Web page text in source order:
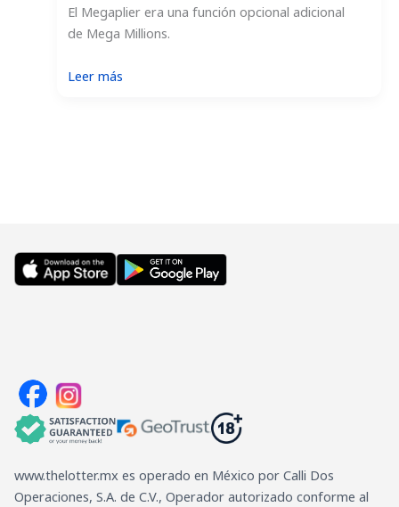
El Megaplier era una función opcional adicional
de Mega Millions.
Leer más:
www.thelotter.mx es operado en México por Calli Dos
Operaciones, S.A. de C.V., Operador autorizado conforme al